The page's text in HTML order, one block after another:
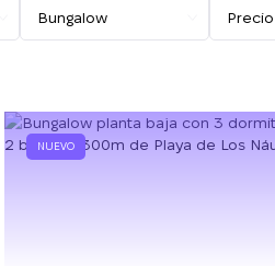
NUEVO